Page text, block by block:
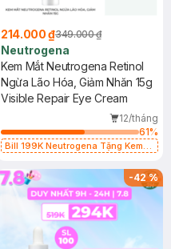
214.000 ₫349.000 ₫
Neutrogena
Kem Mắt Neutrogena Retinol
Ngừa Lão Hóa, Giảm Nhăn 15g
Visible Repair Eye Cream
12/tháng
61%
Bill 199K Neutrogena Tặng Kem
Hạn)
-42%